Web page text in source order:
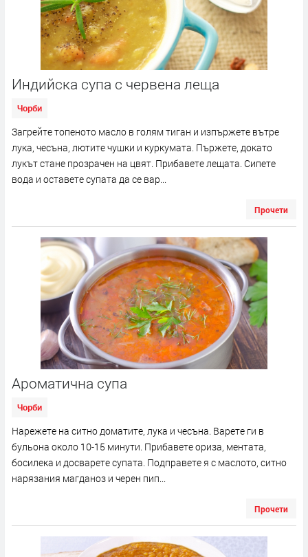
Индийска супа с червена леща
Чорби
Загрейте топеното масло в голям тиган и изпържете вътре
лука, чесъна, лютите чушки и куркумата. Пържете, докато
лукът стане прозрачен на цвят. Прибавете лещата. Сипете
вода и оставете супата да се вар...
Прочети
Ароматична супа
Чорби
Нарежете на ситно доматите, лука и чесъна. Варете ги в
бульона около 10-15 минути. Прибавете ориза, ментата,
босилека и досварете супата. Подправете я с маслото, ситно
нарязания магданоз и черен пип...
Прочети